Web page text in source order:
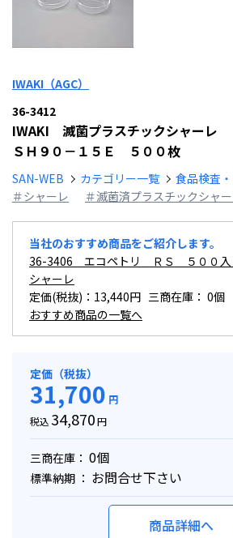
IWAKI（AGC）
36-3412
IWAKI 滅菌プラスチックシャーレ
ＳＨ９０－１５Ｅ ５００枚
SAN-WEB カテゴリー一覧
食品検査
＃シャーレ
＃滅菌済プラスチックシャ
当社のおすすめ商品をご紹介します。
36-3406 エコペトリ ＲＳ ５００
シャーレ
定価(税抜)：13,440円 三商在庫： 0個
おすすめ商品の一覧へ
定価（税抜）
31,700 円
税込 34,870円
三商在庫： 0個
標準納期 ： お問合せ下さい
商品詳細へ